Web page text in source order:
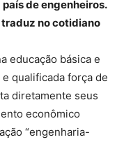
de engenheiros.
no cotidiano
educação básica e
qualificada força de
diretamente seus
econômico
“engenharia-